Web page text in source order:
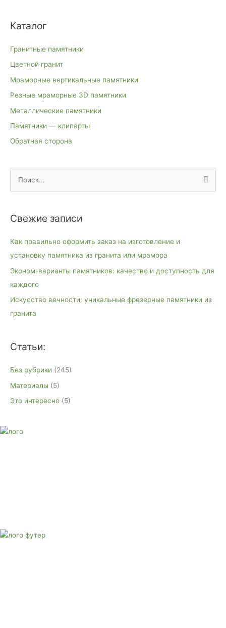
Каталог
Гранитные памятники
Цветной гранит
Мраморные вертикальные памятники
Резные мраморные 3D памятники
Металлические памятники
Памятники — клипарты
Обратная сторона
с
Свежие записи
Как правильно оформить заказ на изготовление и
установку памятника из гранита или мрамора
Эконом-варианты памятников: качество и доступность для
каждого
Искусство вечности: уникальные фрезерные памятники из
гранита
Статьи:
Без рубрики (245)
Материалы (5)
Это интересно (5)